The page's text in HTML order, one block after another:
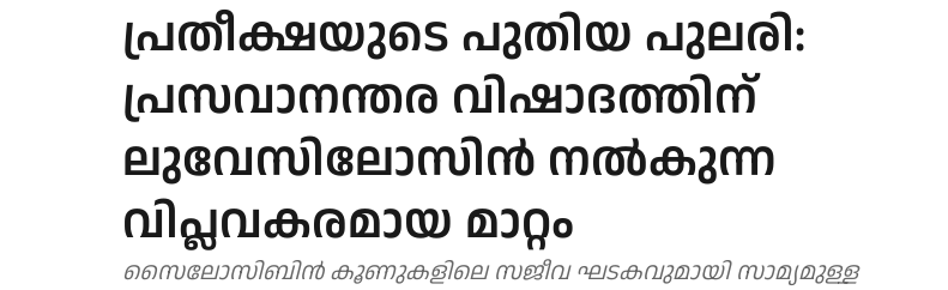
പ്രതീക്ഷയുടെ പുതിയ പുലരി:
പ്രസവാനന്തര വിഷാദത്തിന്
ലുവേസിലോസിന്‍ നല്‍കുന്ന
വിപ്ലവകരമായ മാറ്റം
സൈലോസിബിന്‍ കൂണുകളിലെ സജീവ ഘടകവുമായി സാമ്യമുള്ള